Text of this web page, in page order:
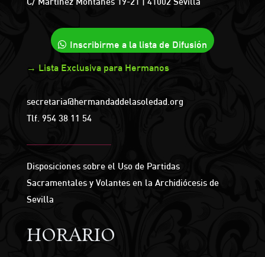
Inscribirme a la lista de Difusión
→ Lista Exclusiva para Hermanos
secretaria@hermandaddelasoledad.org
Tlf. 954 38 11 54
Disposiciones sobre el Uso de Partidas
Sacramentales y Volantes en la Archidiócesis de
Sevilla
HORARIO